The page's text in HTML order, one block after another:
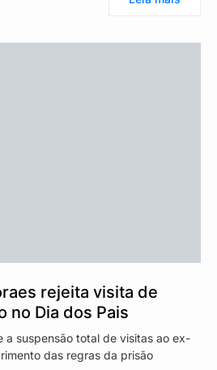
rejeita visita de
no Dia dos Pais
a suspensão total de visitas ao ex-
das regras da prisão